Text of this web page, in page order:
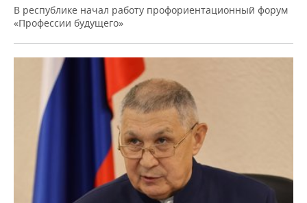
В республике начал работу профориентационный форум
«Профессии будущего»